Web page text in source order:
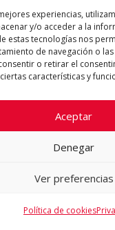
experiencias,
y/o acceder a la
estas tecnologías nos
de navegación o
o retirar el
características y
Aceptar
Denegar
Ver preferencias
Política de cookies
PARA
OS.
Feliz
9.95€